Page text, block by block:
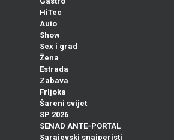
HiTec
Auto
Show
Sex i grad
Žena
Estrada
Zabava
Frljoka
Šareni svijet
SP 2026
SENAD ANTE-PORTAL
Sarajevski snajperisti